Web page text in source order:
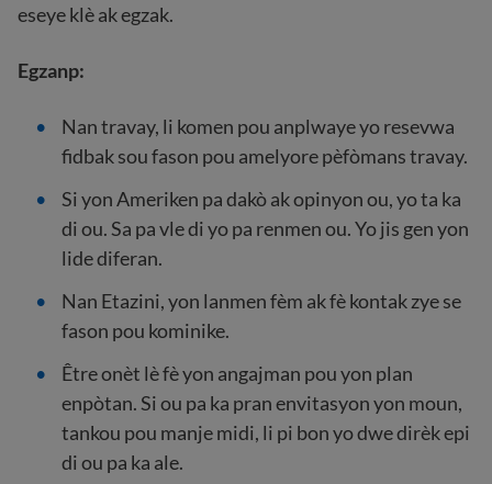
eseye klè ak egzak.
Egzanp:
Nan travay, li komen pou anplwaye yo resevwa
fidbak sou fason pou amelyore pèfòmans travay.
Si yon Ameriken pa dakò ak opinyon ou, yo ta ka
di ou. Sa pa vle di yo pa renmen ou. Yo jis gen yon
lide diferan.
Nan Etazini, yon lanmen fèm ak fè kontak zye se
fason pou kominike.
Être onèt lè fè yon angajman pou yon plan
enpòtan. Si ou pa ka pran envitasyon yon moun,
tankou pou manje midi, li pi bon yo dwe dirèk epi
di ou pa ka ale.